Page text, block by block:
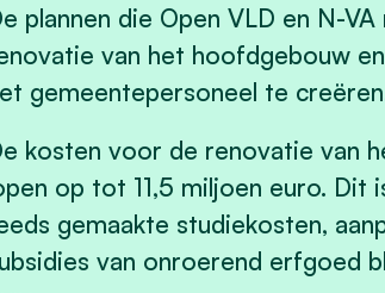
plannen die Open VLD en N-
van het hoofdgebouw
gemeentepersoneel te
kosten voor de renovatie van
op tot 11,5 miljoen euro. Dit
gemaakte studiekosten,
van onroerend erfgoed